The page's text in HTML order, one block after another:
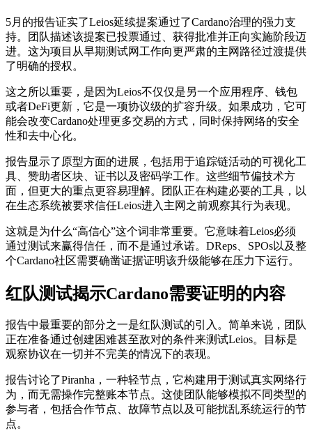
5月的报告证实了Leios延续提案通过了Cardano治理的强力支
持。团队描述该提案已投票通过、获得批准并正向实施阶段迈
进。这为项目从早期测试网工作向更严肃的主网路径过渡提供
了明确的授权。
这之所以重要，是因为Leios不仅仅是另一个应用程序、钱包
或者DeFi更新，它是一项协议级的扩容升级。如果成功，它可
能会改变Cardano处理更多交易的方式，同时保持网络的安全
性和去中心化。
报告显示了原型方面的进展，包括用于追踪链活动的可视化工
具、赞助者区块、证书以及密码学工作。这些细节偏技术方
面，但更大的重点更容易理解。团队正在构建必要的工具，以
在生态系统被要求信任Leios进入主网之前观察其行为表现。
这就是为什么“高信心”这个词非常重要。它意味着Leios必须
通过测试来赢得信任，而不是通过承诺。DReps、SPOs以及整
个Cardano社区需要确凿证据证明该升级能够在压力下运行。
红队测试揭示Cardano需要证明的内容
报告中最重要的部分之一是红队测试的引入。简单来说，团队
正在准备通过创建困难甚至敌对的条件来测试Leios。目标是
观察协议在一切并不完美的情况下的表现。
报告讨论了Piranha，一种轻节点，它构建用于测试真实网络行
为，而无需操作完整账本节点。这使团队能够模拟不同类型的
参与者，包括合作节点、故障节点以及可能扰乱系统运行的节
点。